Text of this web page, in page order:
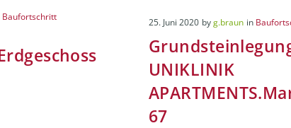
Baufortschritt
25. Juni 2020 byg.braun in
UNIKLINIK
67